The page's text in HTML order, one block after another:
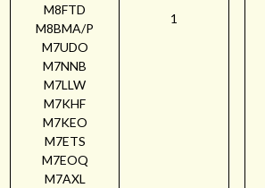
M8FTD
M8BMA/P
M7UDO
M7NNB
M7LLW
M7KHF
M7KEO
M7ETS
M7EOQ
M7AXL
1